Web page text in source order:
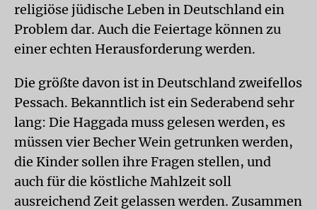
religiöse jüdische Leben in Deutschland ein
Problem dar. Auch die Feiertage können zu
einer echten Herausforderung werden.
Die größte davon ist in Deutschland zweifellos
Pessach. Bekanntlich ist ein Sederabend sehr
lang: Die Haggada muss gelesen werden, es
müssen vier Becher Wein getrunken werden,
die Kinder sollen ihre Fragen stellen, und
auch für die köstliche Mahlzeit soll
ausreichend Zeit gelassen werden. Zusammen